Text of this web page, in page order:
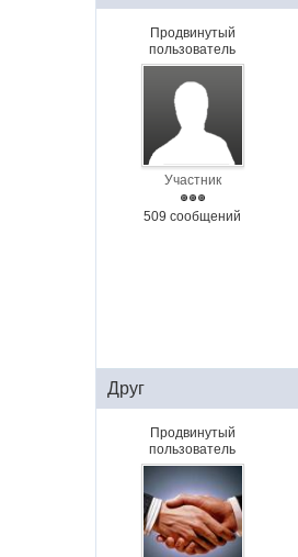
Продвинутый
пользователь
Участник
509 сообщений
Друг
Продвинутый
пользователь